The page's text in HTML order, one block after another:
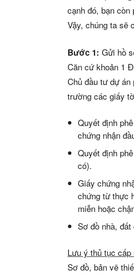
cạnh đó, bạn
Vậy, chúng ta sẽ
Bước 1: Gửi hồ
Căn cứ khoản 1
Chủ đầu tư dự
trường các giấy
Quyết định
chứng nhận
Quyết định
có).
Giấy chứng
chứng từ thực
miễn hoặc
Sơ đồ nhà,
Lưu ý thủ tục
Sơ đồ, bản vẽ